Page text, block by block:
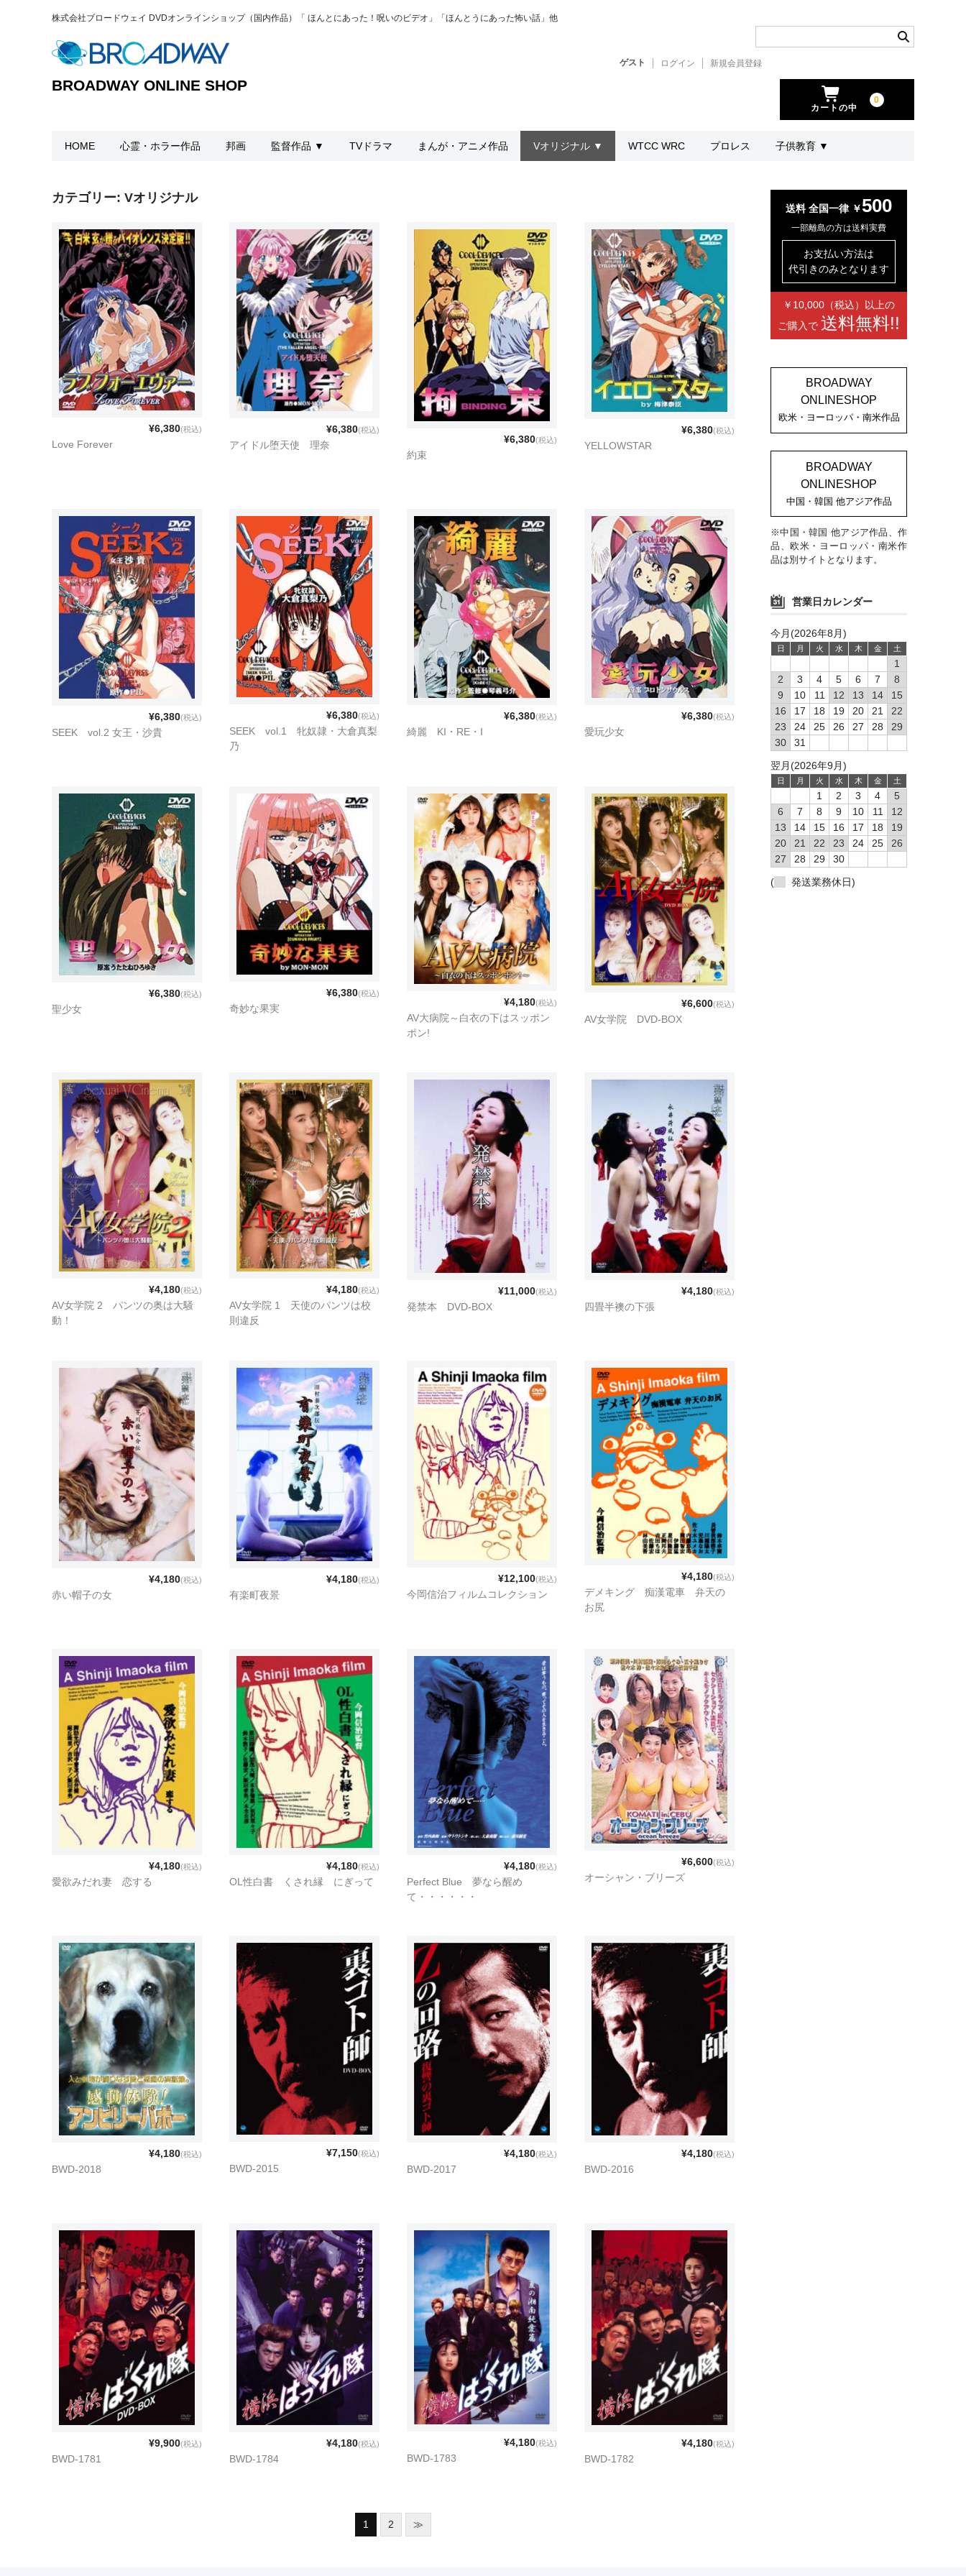
株式会社ブロードウェイ DVDオンラインショップ（国内作品）「 ほんとにあった！呪いのビデオ」「ほんとうにあった怖い話」他
BROADWAY ONLINE SHOP
ゲスト ログイン 新規会員登録
カートの中
0
HOME 心霊・ホラー作品 邦画 監督作品 ▼ TVドラマ まんが・アニメ作品 Vオリジナル ▼ WTCC WRC プロレス 子供教育 ▼
カテゴリー: Vオリジナル
¥6,380(税込)
Love Forever
¥6,380(税込)
アイドル堕天使 理奈 ¥6,380(税込)
約束
¥6,380(税込)
YELLOWSTAR
¥6,380(税込)
SEEK vol.2 女王・沙貴
¥6,380(税込)
SEEK vol.1 牝奴隷・大倉真梨
乃
¥6,380(税込)
綺麗 KI・RE・I
¥6,380(税込)
愛玩少女
¥6,380(税込)
聖少女
¥6,380(税込)
奇妙な果実
¥4,180(税込)
AV大病院～白衣の下はスッポン
ポン!
¥6,600(税込)
AV女学院 DVD-BOX
¥4,180(税込)
AV女学院 2 パンツの奥は大騒
動！
¥4,180(税込)
AV女学院 1 天使のパンツは校
則違反
¥11,000(税込)
発禁本 DVD-BOX
¥4,180(税込)
四畳半襖の下張
¥4,180(税込)
赤い帽子の女
¥4,180(税込)
有楽町夜景
¥12,100(税込)
今岡信治フィルムコレクション
¥4,180(税込)
デメキング 痴漢電車 弁天の
お尻
¥4,180(税込)
愛欲みだれ妻 恋する
¥4,180(税込)
OL性白書 くされ縁 にぎって
¥4,180(税込)
Perfect Blue 夢なら醒め
て・・・・・・
¥6,600(税込)
オーシャン・ブリーズ
¥4,180(税込)
BWD-2018
¥7,150(税込)
BWD-2015
¥4,180(税込)
BWD-2017
¥4,180(税込)
BWD-2016
¥9,900(税込)
BWD-1781
¥4,180(税込)
BWD-1784
¥4,180(税込)
BWD-1783
¥4,180(税込)
BWD-1782
1 2 ≫
送料 全国一律 ￥500
一部離島の方は送料実費
お支払い方法は
代引きのみとなります
￥10,000（税込）以上の
ご購入で 送料無料!!
BROADWAY
ONLINESHOP
欧米・ヨーロッパ・南米作品
BROADWAY
ONLINESHOP
中国・韓国 他アジア作品
※中国・韓国 他アジア作品、作
品、欧米・ヨーロッパ・南米作
品は別サイトとなります。
営業日カレンダー
今月(2026年8月)
日 月 火 水 木 金 土
1
2
3 4 5 6 7
8
9
10 11 12 13 14
15
16
17 18 19 20 21
22
23
24 25 26 27 28
29
30
31
翌月(2026年9月)
日 月 火 水 木 金 土
1 2 3 4
5
6
7 8 9 10 11
12
13
14 15 16 17 18
19
20
21 22 23 24 25
26
27
28 29
30
(
発送業務休日)